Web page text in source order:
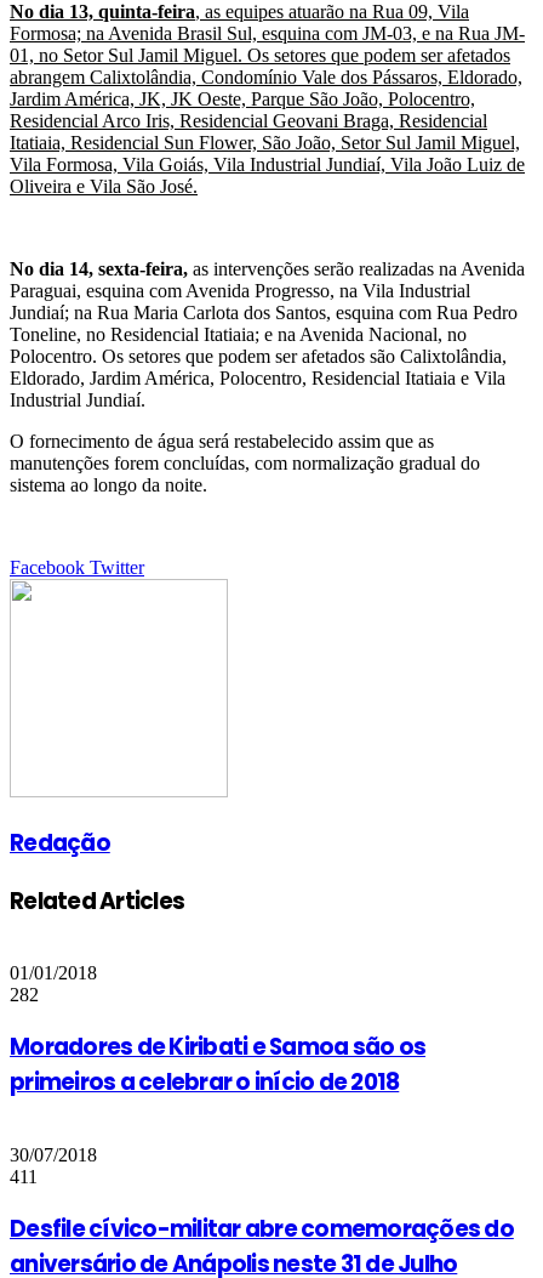
No dia 13, quinta-feira, as equipes atuarão na Rua 09, Vila
Formosa; na Avenida Brasil Sul, esquina com JM-03, e na Rua JM-
01, no Setor Sul Jamil Miguel. Os setores que podem ser afetados
abrangem Calixtolândia, Condomínio Vale dos Pássaros, Eldorado,
Jardim América, JK, JK Oeste, Parque São João, Polocentro,
Residencial Arco Iris, Residencial Geovani Braga, Residencial
Itatiaia, Residencial Sun Flower, São João, Setor Sul Jamil Miguel,
Vila Formosa, Vila Goiás, Vila Industrial Jundiaí, Vila João Luiz de
Oliveira e Vila São José.
No dia 14, sexta-feira, as intervenções serão realizadas na Avenida
Paraguai, esquina com Avenida Progresso, na Vila Industrial
Jundiaí; na Rua Maria Carlota dos Santos, esquina com Rua Pedro
Toneline, no Residencial Itatiaia; e na Avenida Nacional, no
Polocentro. Os setores que podem ser afetados são Calixtolândia,
Eldorado, Jardim América, Polocentro, Residencial Itatiaia e Vila
Industrial Jundiaí.
O fornecimento de água será restabelecido assim que as
manutenções forem concluídas, com normalização gradual do
sistema ao longo da noite.
Facebook TwitterGoogle+
LinkedIn
StumbleUpon
Tumblr
Pinterest
Reddit
VKontakte
Share
Print
Redação
Related Articles
01/01/2018
282
Moradores de Kiribati e Samoa são os
primeiros a celebrar o início de 2018
30/07/2018
411
Desfile cívico-militar abre comemorações do
aniversário de Anápolis neste 31 de Julho